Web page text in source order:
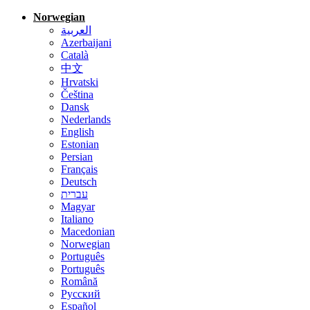
Norwegian
العربية
Azerbaijani
Català
中文
Hrvatski
Čeština
Dansk
Nederlands
English
Estonian
Persian
Français
Deutsch
עברית
Magyar
Italiano
Macedonian
Norwegian
Português
Português
Română
Русский
Español